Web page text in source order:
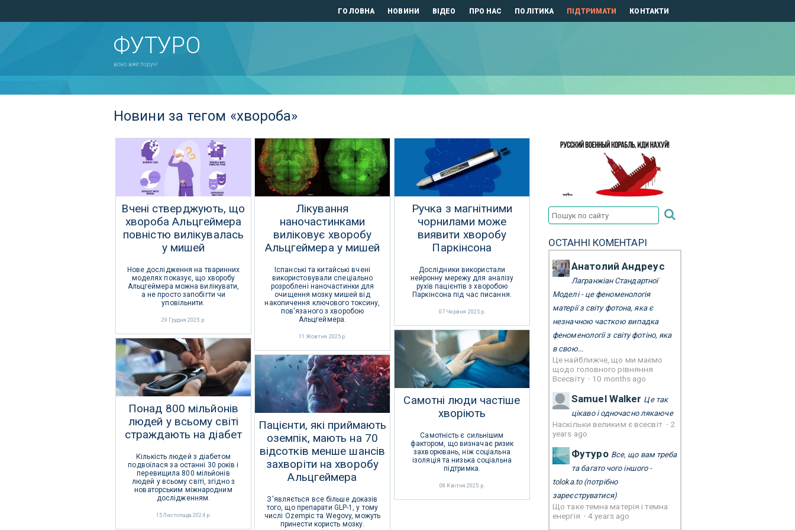
ГОЛОВНА НОВИНИ ВІДЕО ПРО НАС ПОЛІТИКА ПІДТРИМАТИ КОНТАКТИ
ФУТУРО
воно вже поруч!
Новини за тегом «хвороба»
Вчені стверджують, що
хвороба Альцгеймера
повністю вилікувалась
у мишей
Нове дослідження на тваринних
моделях показує, що хворобу
Альцгеймера можна вилікувати,
а не просто запобігти чи
уповільнити.
29 Грудня 2025 р.
Лікування
наночастинками
виліковує хворобу
Альцгеймера у мишей
Іспанські та китайські вчені
використовували спеціально
розроблені наночастинки для
очищення мозку мишей від
накопичення ключового токсину,
пов'язаного з хворобою
Альцгеймера.
11 Жовтня 2025 р.
Ручка з магнітними
чорнилами може
виявити хворобу
Паркінсона
Дослідники використали
нейронну мережу для аналізу
рухів пацієнтів з хворобою
Паркінсона під час писання.
07 Червня 2025 р.
Самотні люди частіше
хворіють
Самотність є сильнішим
фактором, що визначає ризик
захворювань, ніж соціальна
ізоляція та низька соціальна
підтримка.
08 Квітня 2025 р.
Понад 800 мільйонів
людей у ​​всьому світі
страждають на діабет
Кількість людей з діабетом
подвоїлася за останні 30 років і
перевищила 800 мільйонів
людей у ​​всьому світі, згідно з
новаторським міжнародним
дослідженням.
15 Листопада 2024 р.
Пацієнти, які приймають
оземпік, мають на 70
відсотків менше шансів
захворіти на хворобу
Альцгеймера
З'являється все більше доказів
того, що препарати GLP-1, у тому
числі Ozempic та Wegovy, можуть
принести користь мозку.
ОСТАННІ КОМЕНТАРІ
Анатолий Андреус
Лагранжіан Стандартної
Моделі - це феноменологія
матерії з світу фотона, яка є
незначною часткою випадка
феноменології з світу фотіно, яка
в свою...
Це найближче, що ми маємо
щодо головного рівняння
Всесвіту · 10 months ago
Samuel Walker Це так
цікаво і одночасно лякаюче
Наскільки великим є всесвіт · 2
years ago
Футуро Все, що вам треба
та багато чого іншого -
toloka.to(потрібно
зареєструватися)
Що таке темна матерія і темна
енергія ·4 years ago